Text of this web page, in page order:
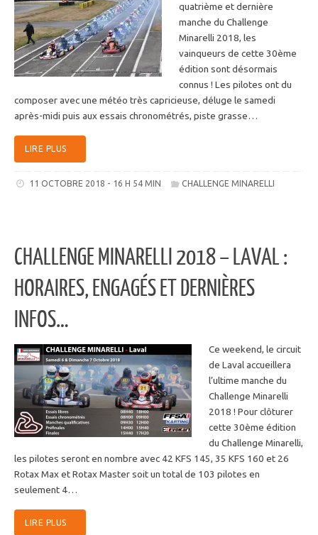
quatrième et dernière
manche du Challenge
Minarelli 2018, les
vainqueurs de cette 30ème
édition sont désormais
connus ! Les pilotes ont du
composer avec une météo très capricieuse, déluge le samedi
après-midi puis aux essais chronométrés, piste grasse…
LIRE PLUS
11 OCTOBRE 2018 - 16 H 54 MIN CHALLENGE MINARELLI
CHALLENGE MINARELLI 2018 – LAVAL :
HORAIRES, ENGAGÉS ET DERNIÈRES
INFOS…
Ce weekend, le circuit
de Laval accueillera
l’ultime manche du
Challenge Minarelli
2018 ! Pour clôturer
cette 30ème édition
du Challenge Minarelli,
les pilotes seront en nombre avec 42 KFS 145, 35 KFS 160 et 26
Rotax Max et Rotax Master soit un total de 103 pilotes en
seulement 4…
LIRE PLUS